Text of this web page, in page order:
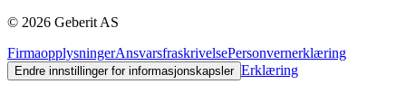
© 2026 Geberit AS
FirmaopplysningerAnsvarsfraskrivelsePersonvernerklæring
Endre innstillinger for informasjonskapsler Erklæring